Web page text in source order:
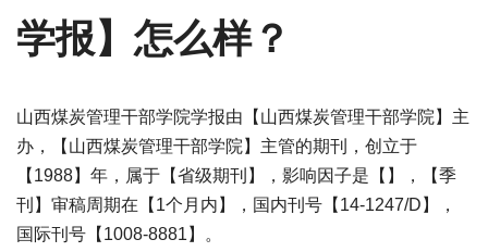
学报】怎么样？
山西煤炭管理干部学院学报由【山西煤炭管理干部学院】主
办，【山西煤炭管理干部学院】主管的期刊，创立于
【1988】年，属于【省级期刊】，影响因子是【】，【季
刊】审稿周期在【1个月内】，国内刊号【14-1247/D】，
国际刊号【1008-8881】。